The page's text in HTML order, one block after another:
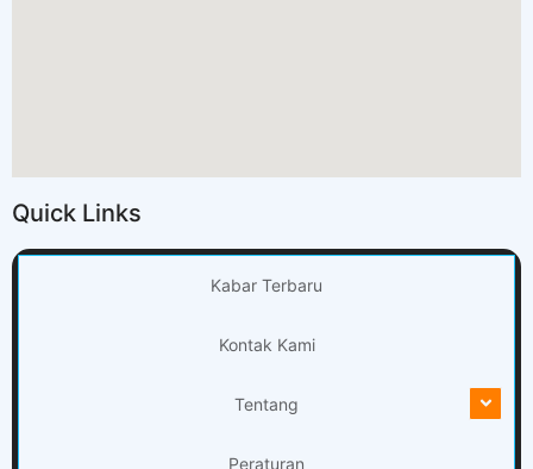
Quick Links
Kabar Terbaru
Kontak Kami
Tentang
Peraturan